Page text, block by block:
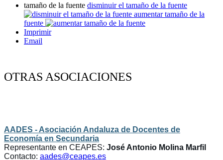
tamaño de la fuente disminuir el tamaño de la fuente
aumentar tamaño de la
fuente
Imprimir
Email
OTRAS ASOCIACIONES
AADES - Asociación Andaluza de Docentes de
Economía en Secundaria
Representante en CEAPES: José Antonio Molina Marfil
Contacto: aades@ceapes.es